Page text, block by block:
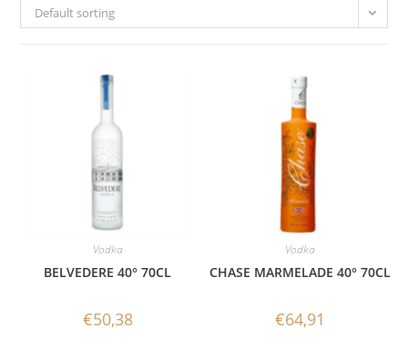
Default sorting
Vodka
BELVEDERE 40° 70CL
€50,38
Vodka
CHASE MARMELADE 40° 70CL
€64,91